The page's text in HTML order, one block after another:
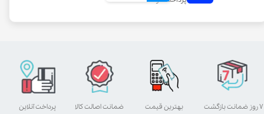
بهترین قیمت پرداخت آنلاین ۷ روز ضمانت بازگشت ضمانت اصالت کالا